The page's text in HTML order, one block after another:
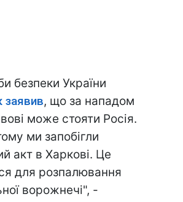
безпеки України
заявив, що за нападом
може стояти Росія.
ми запобігли
акт в Харкові. Це
для розпалювання
ворожнечі", -